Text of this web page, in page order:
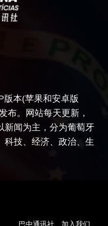
版本(苹果和安卓版
布。网站每天更新，
新闻为主，分为葡萄牙
科技、经济、政治、生
巴中通讯社 加入我们